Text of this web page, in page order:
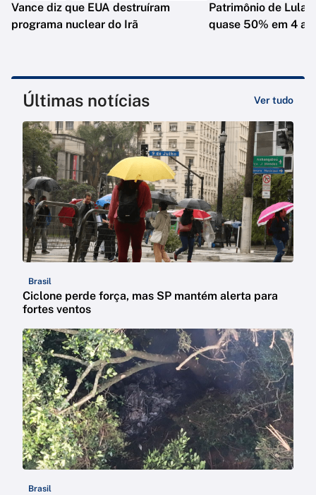
Vance diz que EUA destruíram
programa nuclear do Irã
Patrimônio de Lula
quase 50% em 4
Últimas notícias Ver tudo
Brasil
Ciclone perde força, mas SP mantém alerta para
fortes ventos
Brasil